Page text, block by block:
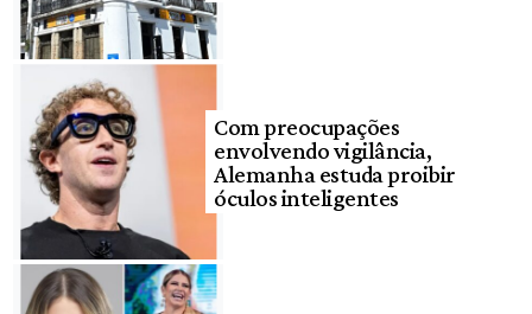
Com preocupações
envolvendo vigilância,
Alemanha estuda proibir
óculos inteligentes